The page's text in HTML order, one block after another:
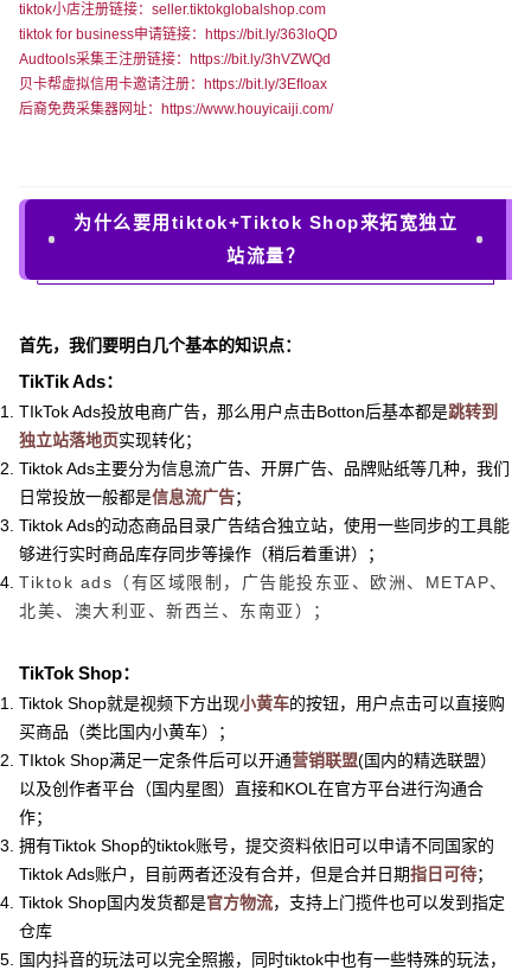
tiktok小店注册链接：seller.tiktokglobalshop.com
tiktok for business申请链接：https://bit.ly/363loQD
Audtools采集王注册链接：https://bit.ly/3hVZWQd
贝卡帮虚拟信用卡邀请注册：https://bit.ly/3EfIoax
后裔免费采集器网址：https://www.houyicaiji.com/
为什么要用tiktok+Tiktok Shop来拓宽独立
站流量？
首先，我们要明白几个基本的知识点：
TikTik Ads：
TIkTok Ads投放电商广告，那么用户点击Botton后基本都是跳转到
独立站落地页实现转化；
Tiktok Ads主要分为信息流广告、开屏广告、品牌贴纸等几种，我们
日常投放一般都是信息流广告；
Tiktok Ads的动态商品目录广告结合独立站，使用一些同步的工具能
够进行实时商品库存同步等操作（稍后着重讲）；
Tiktok ads（有区域限制，广告能投东亚、欧洲、METAP、
北美、澳大利亚、新西兰、东南亚）；
TikTok Shop：
Tiktok Shop就是视频下方出现小黄车的按钮，用户点击可以直接购
买商品（类比国内小黄车）；
TIktok Shop满足一定条件后可以开通营销联盟(国内的精选联盟）
以及创作者平台（国内星图）直接和KOL在官方平台进行沟通合
作；
拥有Tiktok Shop的tiktok账号，提交资料依旧可以申请不同国家的
Tiktok Ads账户，目前两者还没有合并，但是合并日期指日可待；
Tiktok Shop国内发货都是官方物流，支持上门揽件也可以发到指定
仓库
国内抖音的玩法可以完全照搬，同时tiktok中也有一些特殊的玩法，